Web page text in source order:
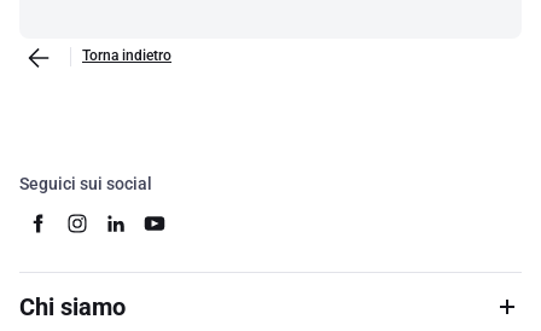
Torna indietro
Seguici sui social
Chi siamo